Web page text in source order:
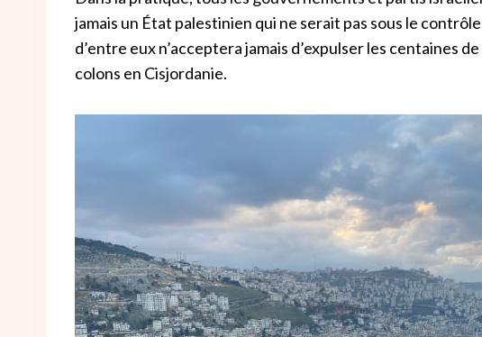
jamais un État palestinien qui ne serait pas sous le
d’entre eux n’acceptera jamais d’expulser les centaines
colons en Cisjordanie.